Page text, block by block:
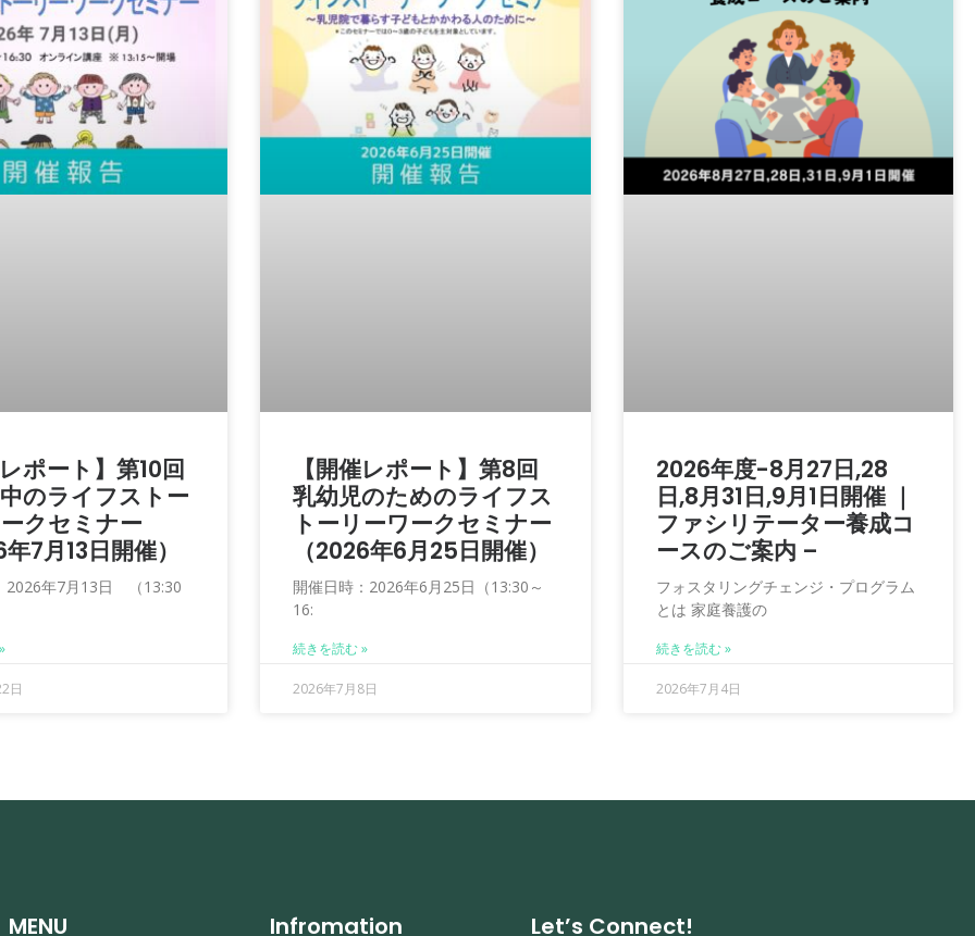
ポート】第10回
のライフストー
クセミナー
7月13日開催）
2026年7月13日 （13:30
日
【開催レポート】第8回
乳幼児のためのライフス
トーリーワークセミナー
（2026年6月25日開催）
開催日時：2026年6月25日（13:30～
16:
続きを読む »
2026年7月8日
2026年度-8月27日,28
日,8月31日,9月1日開催 ｜
ファシリテーター養成コ
ースのご案内 –
フォスタリングチェンジ・プログラム
とは 家庭養護の
続きを読む »
2026年7月4日
MENU Infromation Let’s Connect!